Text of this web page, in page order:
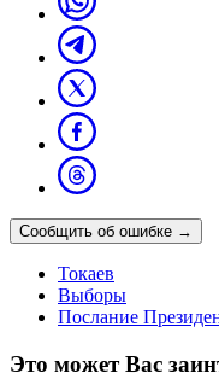
Сообщить об ошибке →
Токаев
Выборы
Послание
Это может Вас